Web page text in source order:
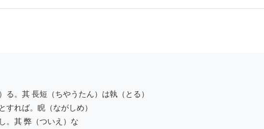
る。其 長短（ちやうたん）は執（とる）
すれば。睨（ながしめ）
。其 弊（ついえ）な